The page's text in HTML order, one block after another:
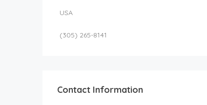
USA
(305) 265-8141
Contact Information